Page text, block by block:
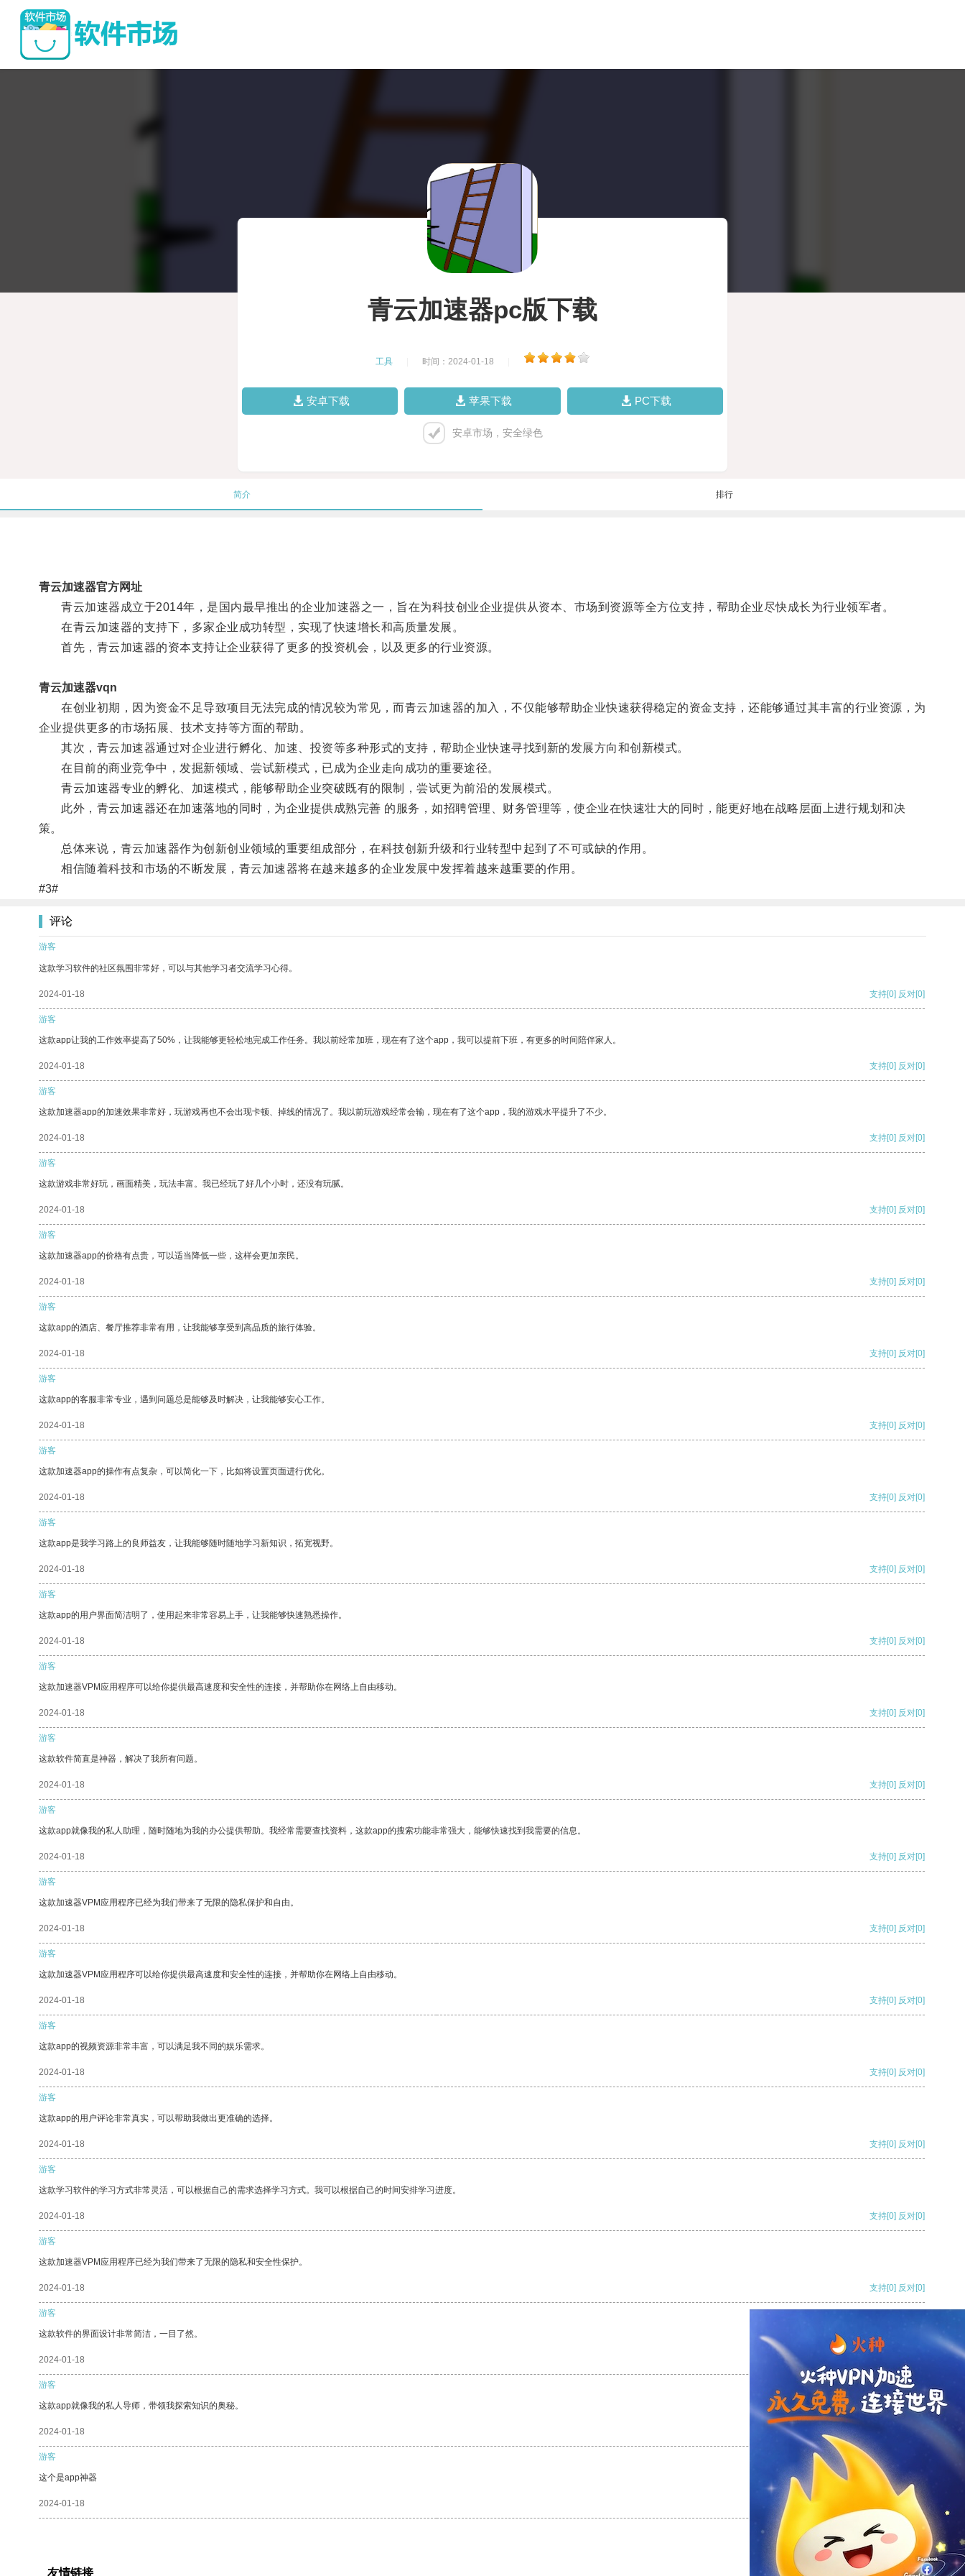
青云加速器pc版下载
工具 时间：2024-01-18
安卓下载 苹果下载 PC下载
安卓市场，安全绿色
简介 排行
青云加速器官方网址
青云加速器成立于2014年，是国内最早推出的企业加速器之一，旨在为科技创业企业提供从资本、市场到资源等全方位支持，帮助企业尽快成长为行业领军者。
在青云加速器的支持下，多家企业成功转型，实现了快速增长和高质量发展。
首先，青云加速器的资本支持让企业获得了更多的投资机会，以及更多的行业资源。
青云加速器vqn
在创业初期，因为资金不足导致项目无法完成的情况较为常见，而青云加速器的加入，不仅能够帮助企业快速获得稳定的资金支持，还能够通过其丰富的行业资源，为
企业提供更多的市场拓展、技术支持等方面的帮助。
其次，青云加速器通过对企业进行孵化、加速、投资等多种形式的支持，帮助企业快速寻找到新的发展方向和创新模式。
在目前的商业竞争中，发掘新领域、尝试新模式，已成为企业走向成功的重要途径。
青云加速器专业的孵化、加速模式，能够帮助企业突破既有的限制，尝试更为前沿的发展模式。
此外，青云加速器还在加速落地的同时，为企业提供成熟完善 的服务，如招聘管理、财务管理等，使企业在快速壮大的同时，能更好地在战略层面上进行规划和决
策。
总体来说，青云加速器作为创新创业领域的重要组成部分，在科技创新升级和行业转型中起到了不可或缺的作用。
相信随着科技和市场的不断发展，青云加速器将在越来越多的企业发展中发挥着越来越重要的作用。
#3#
评论
游客
这款学习软件的社区氛围非常好，可以与其他学习者交流学习心得。
2024-01-18 支持[0] 反对[0]
游客
这款app让我的工作效率提高了50%，让我能够更轻松地完成工作任务。我以前经常加班，现在有了这个app，我可以提前下班，有更多的时间陪伴家人。
2024-01-18 支持[0] 反对[0]
游客
这款加速器app的加速效果非常好，玩游戏再也不会出现卡顿、掉线的情况了。我以前玩游戏经常会输，现在有了这个app，我的游戏水平提升了不少。
2024-01-18 支持[0] 反对[0]
游客
这款游戏非常好玩，画面精美，玩法丰富。我已经玩了好几个小时，还没有玩腻。
2024-01-18 支持[0] 反对[0]
游客
这款加速器app的价格有点贵，可以适当降低一些，这样会更加亲民。
2024-01-18 支持[0] 反对[0]
游客
这款app的酒店、餐厅推荐非常有用，让我能够享受到高品质的旅行体验。
2024-01-18 支持[0] 反对[0]
游客
这款app的客服非常专业，遇到问题总是能够及时解决，让我能够安心工作。
2024-01-18 支持[0] 反对[0]
游客
这款加速器app的操作有点复杂，可以简化一下，比如将设置页面进行优化。
2024-01-18 支持[0] 反对[0]
游客
这款app是我学习路上的良师益友，让我能够随时随地学习新知识，拓宽视野。
2024-01-18 支持[0] 反对[0]
游客
这款app的用户界面简洁明了，使用起来非常容易上手，让我能够快速熟悉操作。
2024-01-18 支持[0] 反对[0]
游客
这款加速器VPM应用程序可以给你提供最高速度和安全性的连接，并帮助你在网络上自由移动。
2024-01-18 支持[0] 反对[0]
游客
这款软件简直是神器，解决了我所有问题。
2024-01-18 支持[0] 反对[0]
游客
这款app就像我的私人助理，随时随地为我的办公提供帮助。我经常需要查找资料，这款app的搜索功能非常强大，能够快速找到我需要的信息。
2024-01-18 支持[0] 反对[0]
游客
这款加速器VPM应用程序已经为我们带来了无限的隐私保护和自由。
2024-01-18 支持[0] 反对[0]
游客
这款加速器VPM应用程序可以给你提供最高速度和安全性的连接，并帮助你在网络上自由移动。
2024-01-18 支持[0] 反对[0]
游客
这款app的视频资源非常丰富，可以满足我不同的娱乐需求。
2024-01-18 支持[0] 反对[0]
游客
这款app的用户评论非常真实，可以帮助我做出更准确的选择。
2024-01-18 支持[0] 反对[0]
游客
这款学习软件的学习方式非常灵活，可以根据自己的需求选择学习方式。我可以根据自己的时间安排学习进度。
2024-01-18 支持[0] 反对[0]
游客
这款加速器VPM应用程序已经为我们带来了无限的隐私和安全性保护。
2024-01-18 支持[0] 反对[0]
游客
这款软件的界面设计非常简洁，一目了然。
2024-01-18
游客
这款app就像我的私人导师，带领我探索知识的奥秘。
2024-01-18 反对
游客
这个是app神器
2024-01-18 反对[0]
友情链接